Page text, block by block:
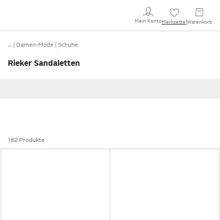
Mein KontoMerkzettel Warenkorb
… Damen-Mode Schuhe
Rieker Sandaletten
182 Produkte